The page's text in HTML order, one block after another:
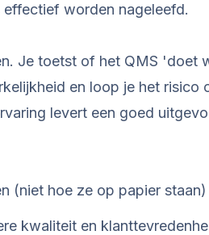
worden nageleefd.
Je toetst of het QMS 'doet
en loop je het risico
levert een goed
(niet hoe ze op papier staan)
kwaliteit en